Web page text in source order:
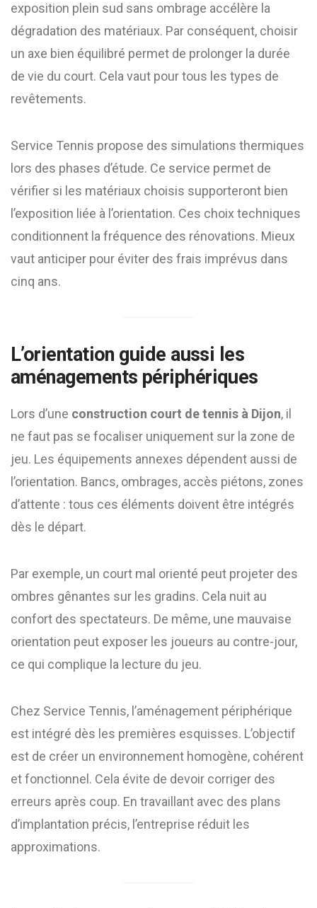
exposition plein sud sans ombrage accélère la
dégradation des matériaux. Par conséquent, choisir
un axe bien équilibré permet de prolonger la durée
de vie du court. Cela vaut pour tous les types de
revêtements.
Service Tennis propose des simulations thermiques
lors des phases d’étude. Ce service permet de
vérifier si les matériaux choisis supporteront bien
l’exposition liée à l’orientation. Ces choix techniques
conditionnent la fréquence des rénovations. Mieux
vaut anticiper pour éviter des frais imprévus dans
cinq ans.
L’orientation guide aussi les
aménagements périphériques
Lors d’une construction court de tennis à Dijon, il
ne faut pas se focaliser uniquement sur la zone de
jeu. Les équipements annexes dépendent aussi de
l’orientation. Bancs, ombrages, accès piétons, zones
d’attente : tous ces éléments doivent être intégrés
dès le départ.
Par exemple, un court mal orienté peut projeter des
ombres gênantes sur les gradins. Cela nuit au
confort des spectateurs. De même, une mauvaise
orientation peut exposer les joueurs au contre-jour,
ce qui complique la lecture du jeu.
Chez Service Tennis, l’aménagement périphérique
est intégré dès les premières esquisses. L’objectif
est de créer un environnement homogène, cohérent
et fonctionnel. Cela évite de devoir corriger des
erreurs après coup. En travaillant avec des plans
d’implantation précis, l’entreprise réduit les
approximations.